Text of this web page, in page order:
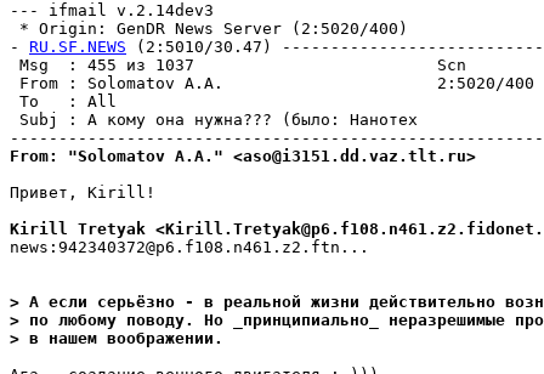
--- ifmail v.2.14dev3
* Origin: GenDR News Server (2:5020/400)
- RU.SF.NEWS (2:5010/30.47)
Msg  : 455 из 1037
From : Solomatov A.A.                      2:5020/400
To   : All
Subj : А кому она нужна???
From: "Solomatov A.A." <aso@i3151.dd.vaz.tlt.ru>
Привет, Kirill!
Kirill Tretyak
news:942340372@p6.f108.n461.z2.ftn...
> А если серьёзно - в реальной жизни действительно
> по любому поводу. Hо _принципиально_ неразрешимые
> в нашем воображении.